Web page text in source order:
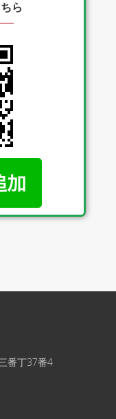
ら
番丁37番4